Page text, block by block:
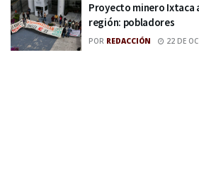
Proyecto minero Ixtaca
región: pobladores
POR REDACCIÓN 22 DE